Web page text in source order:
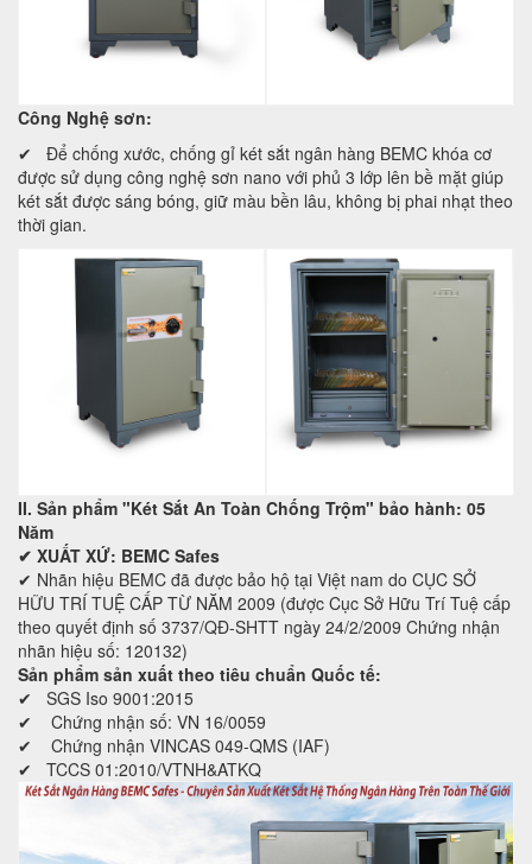
Công Nghệ sơn:
✔ Để chống xước, chống gỉ két sắt ngân hàng BEMC khóa cơ
được sử dụng công nghệ sơn nano với phủ 3 lớp lên bề mặt giúp
két sắt được sáng bóng, giữ màu bền lâu, không bị phai nhạt theo
thời gian.
II. Sản phẩm "Két Sắt An Toàn Chống Trộm" bảo hành: 05
Năm
✔ XUẤT XỨ: BEMC Safes
✔ Nhãn hiệu BEMC đã được bảo hộ tại Việt nam do CỤC SỞ
HỮU TRÍ TUỆ CẤP TỪ NĂM 2009 (được Cục Sở Hữu Trí Tuệ cấp
theo quyết định số 3737/QĐ-SHTT ngày 24/2/2009 Chứng nhận
nhãn hiệu số: 120132)
Sản phẩm sản xuất theo tiêu chuẩn Quốc tế:
✔ SGS Iso 9001:2015
✔ Chứng nhận số: VN 16/0059
✔ Chứng nhận VINCAS 049-QMS (IAF)
✔ TCCS 01:2010/VTNH&ATKQ